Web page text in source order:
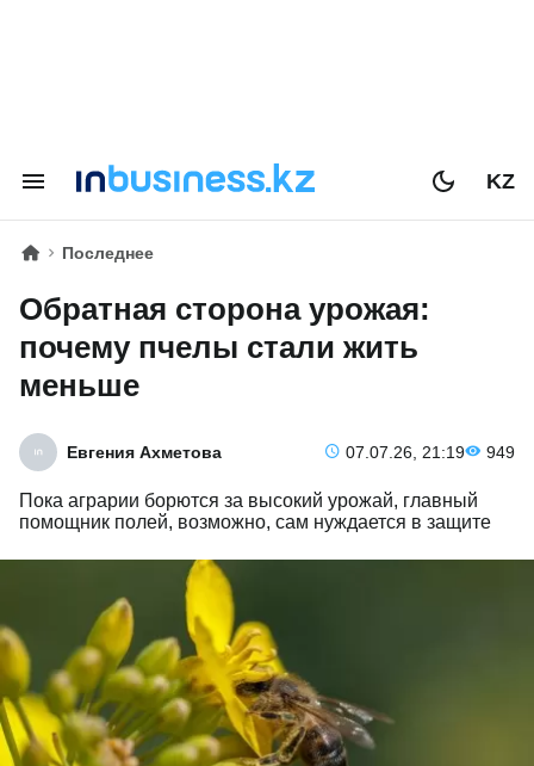
KZ
Последнее
Обратная сторона урожая:
почему пчелы стали жить
меньше
Евгения Ахметова 07.07.26, 21:19 949
Пока аграрии борются за высокий урожай, главный
помощник полей, возможно, сам нуждается в защите